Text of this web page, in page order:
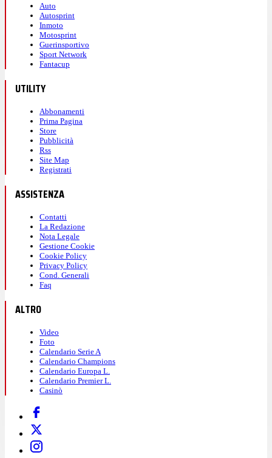
Auto
Autosprint
Inmoto
Motosprint
Guerinsportivo
Sport Network
Fantacup
UTILITY
Abbonamenti
Prima Pagina
Store
Pubblicità
Rss
Site Map
Registrati
ASSISTENZA
Contatti
La Redazione
Nota Legale
Gestione Cookie
Cookie Policy
Privacy Policy
Cond. Generali
Faq
ALTRO
Video
Foto
Calendario Serie A
Calendario Champions
Calendario Europa L.
Calendario Premier L.
Casinò